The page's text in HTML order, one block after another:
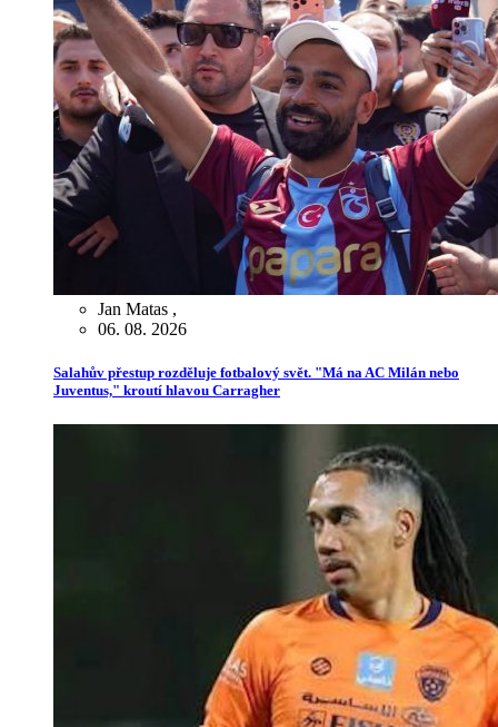
Jan Matas ,
06. 08. 2026
Salahův přestup rozděluje fotbalový svět. "Má na AC Milán nebo
Juventus," kroutí hlavou Carragher